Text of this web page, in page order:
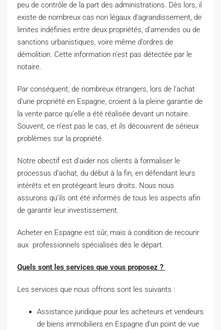
peu de contrôle de la part des administrations. Dès lors, il
existe de nombreux cas non légaux d’agrandissement, de
limites indéfinies entre deux propriétés, d’amendes ou de
sanctions urbanistiques, voire même d’ordres de
démolition. Cette information n’est pas détectée par le
notaire.
Par conséquent, de nombreux étrangers, lors de l’achat
d’une propriété en Espagne, croient à la pleine garantie de
la vente parce qu’elle a été réalisée devant un notaire.
Souvent, ce n’est pas le cas, et ils découvrent de sérieux
problèmes sur la propriété.
Notre obectif est d’aider nos clients à formaliser le
processus d’achat, du début à la fin, en défendant leurs
intérêts et en protégeant leurs droits. Nous nous
assurons qu’ils ont été informés de tous les aspects afin
de garantir leur investissement.
Acheter en Espagne est sûr, mais à condition de recourir
aux professionnels spécialisés dès le départ.
Quels sont les services que vous proposez ?
Les services que nous offrons sont les suivants :
Assistance juridique pour les acheteurs et vendeurs
de biens immobiliers en Espagne d’un point de vue